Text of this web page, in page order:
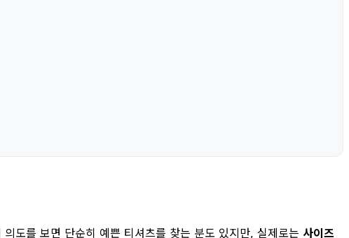
도를 보면 단순히 예쁜 티셔츠를 찾는 분도 있지만, 실제로는 사이즈